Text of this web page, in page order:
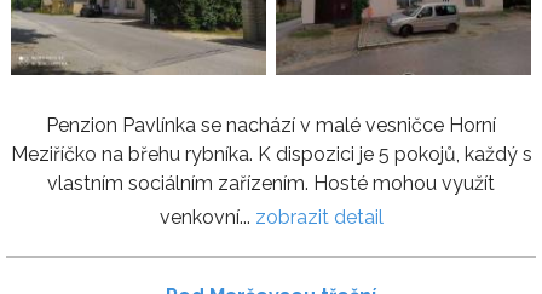
Penzion Pavlínka se nachází v malé vesničce Horní
Meziříčko na břehu rybníka. K dispozici je 5 pokojů, každý s
vlastním sociálním zařízením. Hosté mohou využít
venkovní... zobrazit detail